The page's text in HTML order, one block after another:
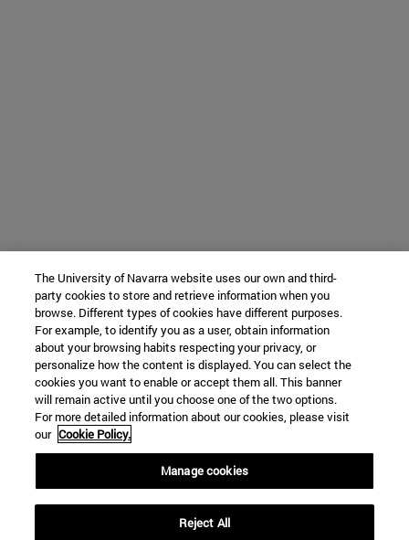
The University of Navarra website uses our own and third-
party cookies to store and retrieve information when you
browse. Different types of cookies have different purposes.
For example, to identify you as a user, obtain information
about your browsing habits respecting your privacy, or
personalize how the content is displayed. You can select the
cookies you want to enable or accept them all. This banner
will remain active until you choose one of the two options.
For more detailed information about our cookies, please visit
our Cookie Policy.
Manage cookies
Reject All